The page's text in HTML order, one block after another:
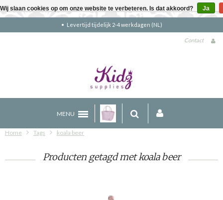
Levertijd tijdelijk 2-4 werkdagen (NL)
Contact
MENU
Home Tags koala beer
Producten getagd met koala beer
Wij slaan cookies op om onze website te verbeteren. Is dat akkoord? Ja